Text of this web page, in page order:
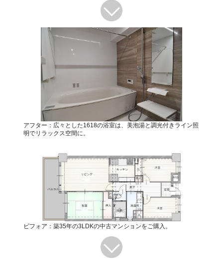
アフター：広々とした1618の浴室は、美泡湯と調光付きライン照
明でリラックス空間に。
ビフォア：築35年の3LDKの中古マンションをご購入。